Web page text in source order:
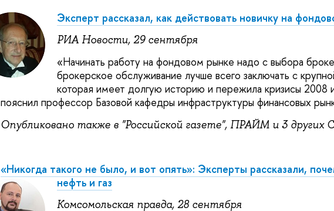
Эксперт рассказал, как действовать новичку на
РИА Новости, 29 сентября
«Начинать работу на фондовом рынке надо с выбора
брокерское обслуживание лучше всего заключать с
которая имеет долгую историю и пережила кризисы 2008
пояснил профессор Базовой кафедры инфраструктуры финансовых
Опубликовано также в "Российской газете", ПРАЙМ и 3 других
«Никогда такого не было, и вот опять»: Эксперты рассказали,
нефть и газ
Комсомольская правда, 28 сентября